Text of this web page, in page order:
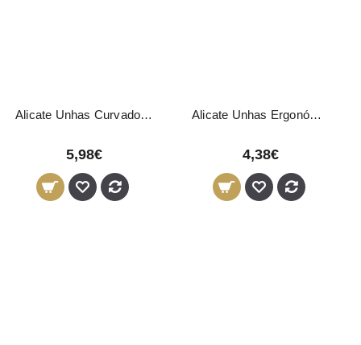
Alicate Unhas Curvado Pink Bronze 9,3cm - 15mm
5,98€
Alicate Unhas Ergonómico LOY Azul 10cm
4,38€